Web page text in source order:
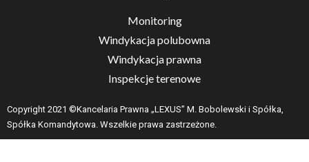
Monitoring
Windykacja polubowna
Windykacja prawna
Inspekcje terenowe
Copyright 2021 ©Kancelaria Prawna „LEXUS” M. Bobolewski i Spółka,
Spółka Komandytowa. Wszelkie prawa zastrzeżone.